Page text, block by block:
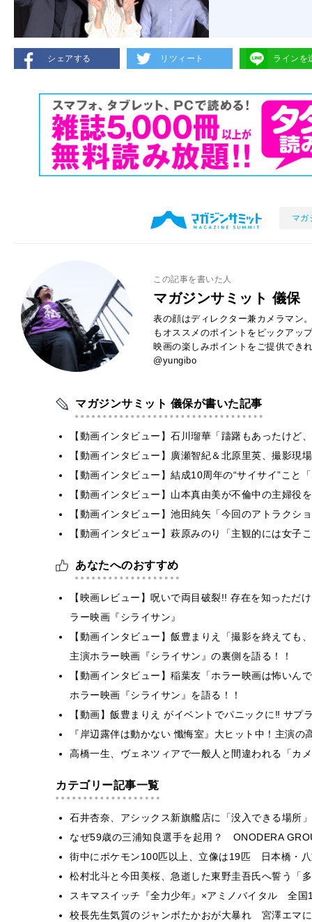
シェアする リツィート ラインを
マガ
この記事を書いた人
マガジンサミット 儀保
表の顔はディレクター兼カメラマン
もオススメのポイントをピックアッ
映画の楽しみポイントをご提供でき
@yungibo
マガジンサミット 儀保が書いた記事
【動画インタビュー】石川瑠華「躊躇もあったけど
【動画インタビュー】廣瀬智紀＆北原里英、撮影現
【動画インタビュー】結成10周年の“サイサイ”こと
【動画インタビュー】山本真由美が不倫中の主婦
【動画インタビュー】池田純矢「今回のアトラク
【動画インタビュー】萩原みのり「主観的には女
あなたへのおすすめ
【映画レビュー】呪いで両目破裂!! 存在を知っただ
ラー映画『シライサン』
【動画インタビュー】飯豊まりえ「撮影を終えても
主演ホラー映画『シライサン』の裏側を語る！！
【動画インタビュー】稲葉友「ホラー映画は怖いん
ホラー映画『シライサン』を語る！！
【動画】飯豊まりえ がイベントでパニックに‼ サプ
『岸辺露伴は動かない 懺悔室』大ヒット中！主演
高橋一生、ヴェネツィアで一般人と間違われる「カ
カテゴリー記事一覧
石井杏奈、アシックス新旗艦店に「没入できる場所
なぜ59歳の三浦知良選手を起用？ ONODERA
街中にポケモン100匹以上、立像は19匹 日本橋・
松村北斗と今田美桜、急逝した東野圭吾氏へ誓う「
スキマスイッチ『全力少年』×アミノバイタル 全国
校長先生気質のジャンボたかおが大暴れ 宮澤エマ